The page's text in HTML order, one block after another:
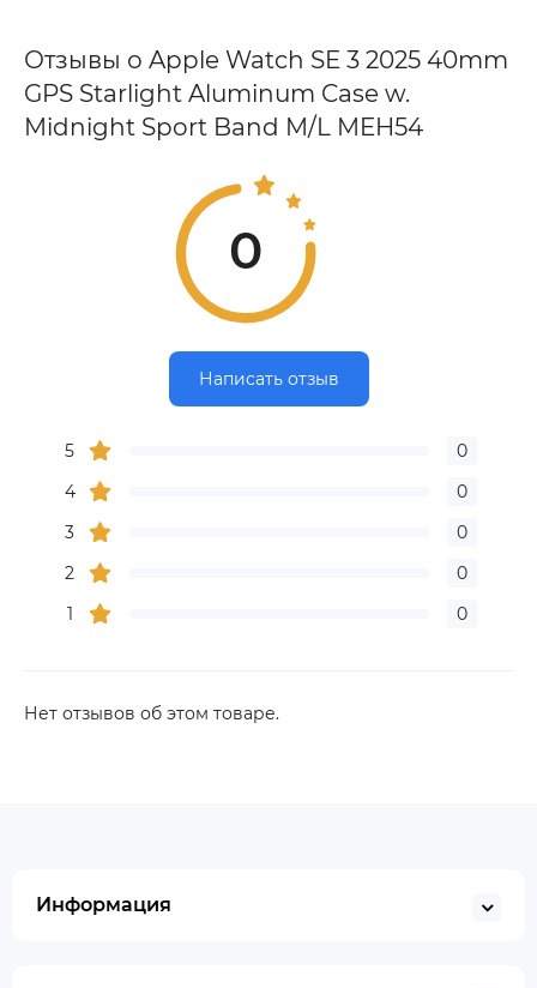
Отзывы о Apple Watch SE 3 2025 40mm
GPS Starlight Aluminum Case w.
Midnight Sport Band M/L MEH54
0
Написать отзыв
5
0
4
0
3
0
2
0
1
0
Нет отзывов об этом товаре.
Информация